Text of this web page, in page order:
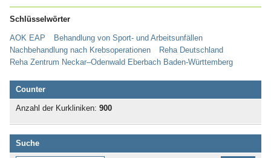
Schlüsselwörter
AOK EAP
Behandlung von Sport- und Arbeitsunfällen
Nachbehandlung nach Krebsoperationen
Reha Deutschland
Reha Zentrum Neckar–Odenwald Eberbach Baden-Württemberg
Counter
Anzahl der Kurkliniken: 900
Suche